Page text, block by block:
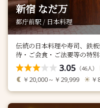
新宿 なだ万
都庁前駅 / 日本料理
伝統の日本料理や寿司、鉄
待・ご会食・ご法要等の特
3.05 （46人）
￥20,000～￥29,999